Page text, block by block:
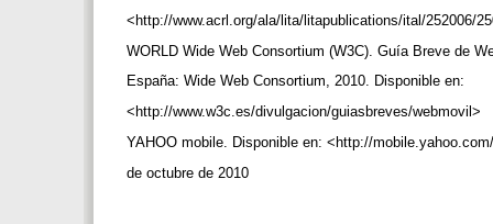
<http://www.acrl.org/ala/lita/litapublications/ital/252006/
WORLD Wide Web Consortium (W3C). Guía Breve de
España: Wide Web Consortium, 2010. Disponible en:
<http://www.w3c.es/divulgacion/guiasbreves/webmovil>
YAHOO mobile. Disponible en: <http://
de octubre de 2010